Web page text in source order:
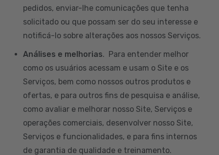
pedidos, enviar-lhe comunicações que tenha
solicitado ou que possam ser do seu interesse e
notificá-lo sobre alterações aos nossos Serviços.
Análises e melhorias. Para entender melhor
como os usuários acessam e usam o Site e os
Serviços, bem como nossos outros produtos e
ofertas, e para outros fins de pesquisa e análise,
como avaliar e melhorar nosso Site, Serviços e
operações comerciais, desenvolver nosso Site,
Serviços e funcionalidades, e para fins internos
de garantia de qualidade e treinamento.